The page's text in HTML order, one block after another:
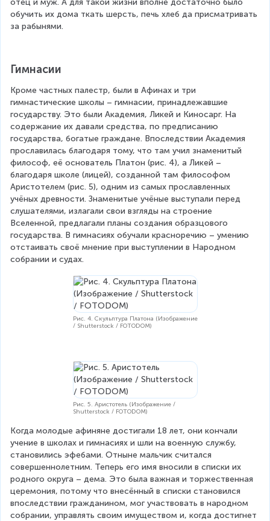
обучить их дома ткать шерсть, печь хлеб да присматривать
за рабынями.
Гимнасии
Кроме частных палестр, были в Афинах и три
гимнастические школы – гимнасии, принадлежавшие
государству. Это были Академия, Ликей и Киносарг. На
содержание их давали средства, по предписанию
государства, богатые граждане. Впоследствии Академия
прославилась благодаря тому, что там учил знаменитый
философ, её основатель Платон (рис. 4), а Ликей –
благодаря школе (лицей), созданной там философом
Аристотелем (рис. 5), одним из самых прославленных
учёных древности. Знаменитые учёные выступали перед
слушателями, излагали свои взгляды на строение
Вселенной, предлагали планы создания образцового
государства. В гимнасиях обучали красноречию – умению
отстаивать своё мнение при выступлении в Народном
собрании и судах.
Рис. 4. Скульптура Платона (Изображение
/ Shutterstock / FOTODOM)
Рис. 5. Аристотель (Изображение /
Shutterstock / FOTODOM)
Когда молодые афиняне достигали 18 лет, они кончали
учение в школах и гимнасиях и шли на военную службу,
становились эфебами. Отныне мальчик считался
совершеннолетним. Теперь его имя вносили в списки их
родного округа – дема. Это была важная и торжественная
церемония, потому что внесённый в списки становился
впоследствии гражданином, мог участвовать в народном
собрании, управлять своим имуществом и, когда достигнет